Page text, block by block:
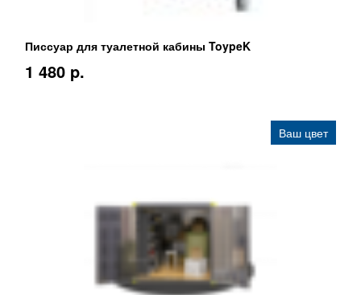
Писсуар для туалетной кабины ToypeK
1 480 p.
Ваш цвет